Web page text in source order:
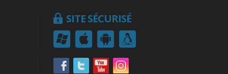
SITE SÉCURISÉ